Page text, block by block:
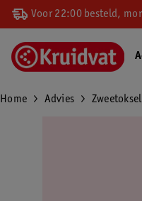
Voor 22:00 besteld,
Home Advies